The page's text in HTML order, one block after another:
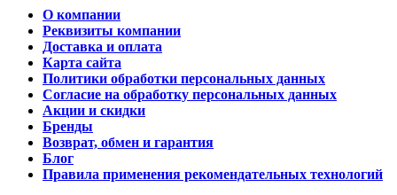
О компании
Реквизиты компании
Доставка и оплата
Карта сайта
Политики обработки персональных данных
Согласие на обработку персональных данных
Акции и скидки
Бренды
Возврат, обмен и гарантия
Блог
Правила применения рекомендательных технологий